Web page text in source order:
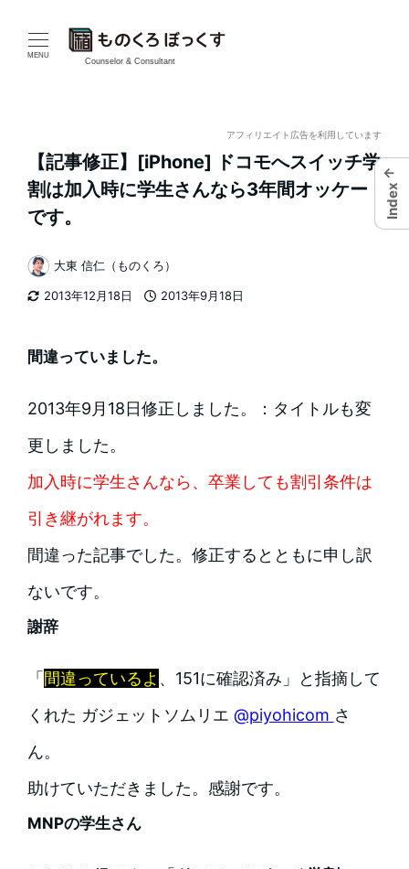
MENU
Counselor & Consultant
アフィリエイト広告を利用しています
【記事修正】[iPhone] ドコモへスイッチ学
割は加入時に学生さんなら3年間オッケー
です。
2013年12月18日
2013年9月18日
著
者
大東 信仁（ものくろ）
間違っていました。
2013年9月18日修正しました。：タイトルも変
更しました。
加入時に学生さんなら、卒業しても割引条件は
引き継がれます。
間違った記事でした。修正するとともに申し訳
ないです。
謝辞
「 間違っているよ 、151に確認済み」と指摘して
くれた ガジェットソムリエ @piyohicom さ
ん。
助けていただきました。感謝です。
MNPの学生さん
←
Index